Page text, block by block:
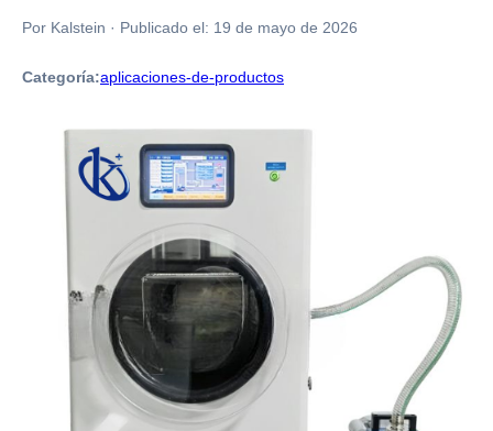
Por Kalstein · Publicado el: 19 de mayo de 2026
Categoría:aplicaciones-de-productos